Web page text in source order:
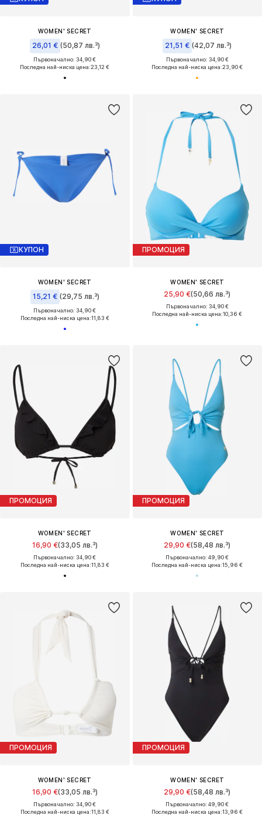
WOMEN' SECRET
26,01 € (50,87 лв.³)
Първоначално: 34,90 €
Последна най-ниска цена:23,12 €
WOMEN' SECRET
21,51 € (42,07 лв.³)
Първоначално: 34,90 €
Последна най-ниска цена:23,90 €
КУПОН
WOMEN' SECRET
15,21 € (29,75 лв.³)
Първоначално: 34,90 €
Последна най-ниска цена:11,83 €
ПРОМОЦИЯ
WOMEN' SECRET
25,90 €(50,66 лв.³)
Първоначално: 34,90 €
Последна най-ниска цена:10,36 €
ПРОМОЦИЯ
WOMEN' SECRET
16,90 €(33,05 лв.³)
Първоначално: 34,90 €
Последна най-ниска цена:11,83 €
ПРОМОЦИЯ
WOMEN' SECRET
29,90 €(58,48 лв.³)
Първоначално: 49,90 €
Последна най-ниска цена:15,96 €
ПРОМОЦИЯ
WOMEN' SECRET
16,90 €(33,05 лв.³)
Първоначално: 34,90 €
Последна най-ниска цена:11,83 €
ПРОМОЦИЯ
WOMEN' SECRET
29,90 €(58,48 лв.³)
Първоначално: 49,90 €
Последна най-ниска цена:13,96 €